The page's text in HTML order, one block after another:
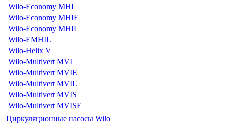
Wilo-Economy MHI
Wilo-Economy MHIE
Wilo-Economy MHIL
Wilo-EMHIL
Wilo-Helix V
Wilo-Multivert MVI
Wilo-Multivert MVIE
Wilo-Multivert MVIL
Wilo-Multivert MVIS
Wilo-Multivert MVISE
Циркуляционные насосы Wilo